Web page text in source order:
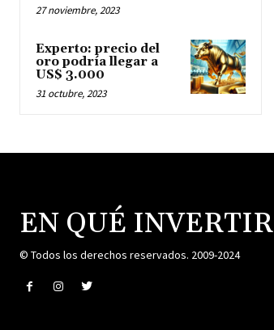
27 noviembre, 2023
Experto: precio del
oro podría llegar a
US$ 3.000
31 octubre, 2023
EN QUÉ INVERTIR
© Todos los derechos reservados. 2009-2024